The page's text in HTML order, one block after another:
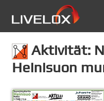
Aktivität:
Heinisuon